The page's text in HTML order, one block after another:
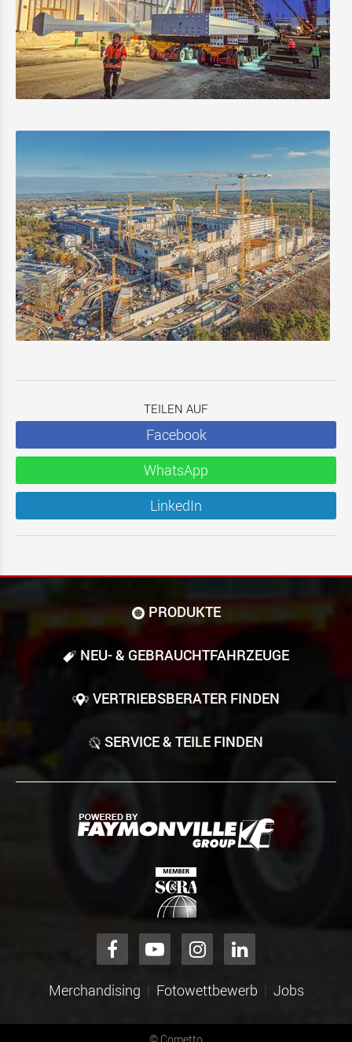
TEILEN AUF
Facebook
WhatsApp
LinkedIn
PRODUKTE
NEU- & GEBRAUCHT­FAHRZEUGE
VERTRIEBSBERATER FINDEN
SERVICE & TEILE FINDEN
Merchandising Fotowettbewerb Jobs